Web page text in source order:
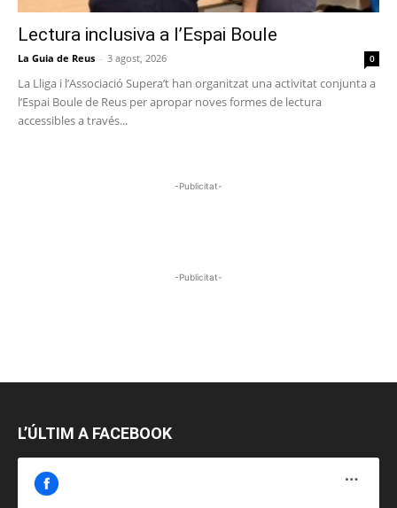
Lectura inclusiva a l’Espai Boule
La Guia de Reus - 3 agost, 2026 0
La Lliga i l’Associació Supera’t han organitzat una activitat conjunta a
l’Espai Boule de Reus per apropar noves formes de lectura
accessibles a través...
-Publicitat-
-Publicitat-
L’ÚLTIM A FACEBOOK